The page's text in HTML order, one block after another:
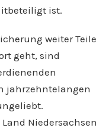
ist.
weiter Teile
geht, sind
jahrzehntelangen
Niedersachsen